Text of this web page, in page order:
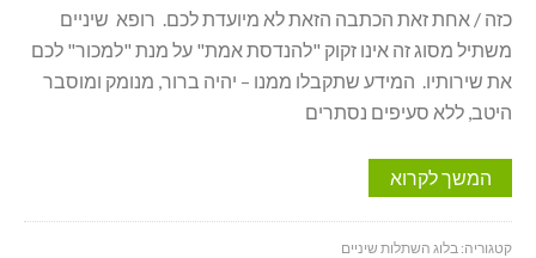
כזה / אחת זאת הכתבה הזאת לא מיועדת לכם. רופא שיניים
משתיל מסוג זה אינו זקוק "להנדסת אמת" על מנת "למכור" לכם
את שירותיו. המידע שתקבלו ממנו – יהיה ברור, מנומק ומוסבר
היטב, ללא סעיפים נסתרים
המשך לקרוא
קטגוריה: בלוג השתלות שיניים